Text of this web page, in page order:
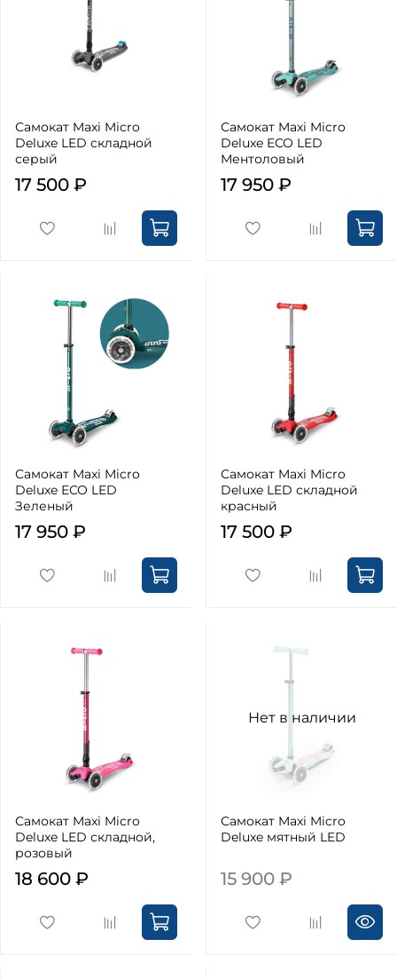
Самокат Maxi Micro
Deluxe LED складной
серый
17 500 ₽
Самокат Maxi Micro
Deluxe ECO LED
Ментоловый
17 950 ₽
Самокат Maxi Micro
Deluxe ECO LED
Зеленый
17 950 ₽
Самокат Maxi Micro
Deluxe LED складной
красный
17 500 ₽
Самокат Maxi Micro
Deluxe LED складной,
розовый
18 600 ₽
Нет в наличии
Самокат Maxi Micro
Deluxe мятный LED
15 900 ₽